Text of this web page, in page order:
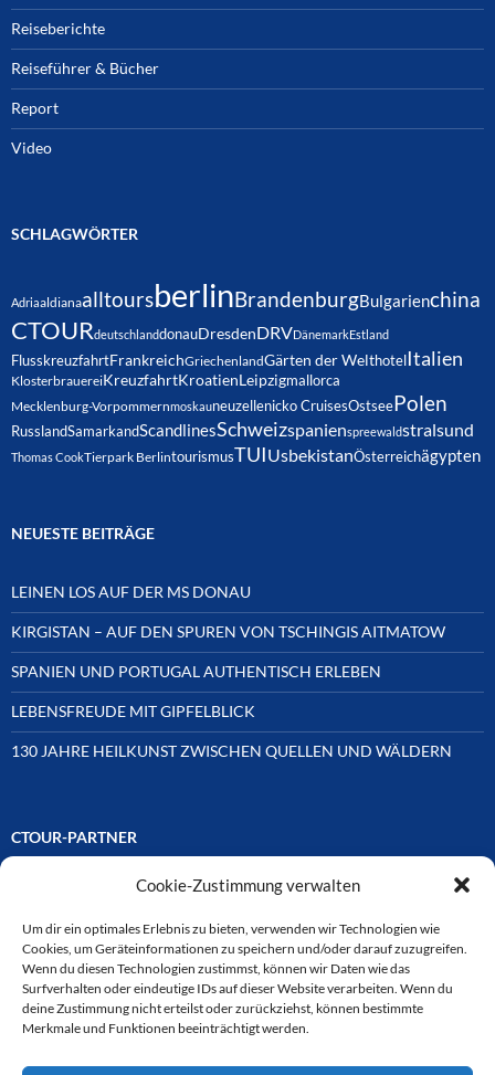
Cookie-Zustimmung verwalten
Um dir ein optimales Erlebnis zu bieten, verwenden wir Technologien wie
Cookies, um Geräteinformationen zu speichern und/oder darauf zuzugreifen.
Wenn du diesen Technologien zustimmst, können wir Daten wie das
Surfverhalten oder eindeutige IDs auf dieser Website verarbeiten. Wenn du
deine Zustimmung nicht erteilst oder zurückziehst, können bestimmte
Merkmale und Funktionen beeinträchtigt werden.
Reiseberichte
Reiseführer & Bücher
Report
Video
SCHLAGWÖRTER
AdriaaldianaalltoursberlinBrandenburgBulgarienchina
CTOURdeutschlanddonauDresdenDRVDänemarkEstland
FlusskreuzfahrtFrankreichGriechenlandGärten der Welthotel Italien
KlosterbrauereiKreuzfahrtKroatienLeipzigmallorca
Mecklenburg-Vorpommernmoskauneuzellenicko CruisesOstseePolen
RusslandSamarkandScandlinesSchweizspanienspreewaldstralsund
Thomas CookTierpark BerlintourismusTUIUsbekistanÖsterreichägypten
NEUESTE BEITRÄGE
LEINEN LOS AUF DER MS DONAU
KIRGISTAN – AUF DEN SPUREN VON TSCHINGIS AITMATOW
SPANIEN UND PORTUGAL AUTHENTISCH ERLEBEN
LEBENSFREUDE MIT GIPFELBLICK
130 JAHRE HEILKUNST ZWISCHEN QUELLEN UND WÄLDERN
CTOUR-PARTNER
Unsere Reisejournalisten-Vereinigung ist über Mitglieder und
ausgewählten Partnern der Medien- und Tourismusbranche
verbunden. Hier eine
Auswahl der Online-Plattformen: